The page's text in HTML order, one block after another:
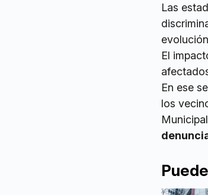
Las
El
En ese
los